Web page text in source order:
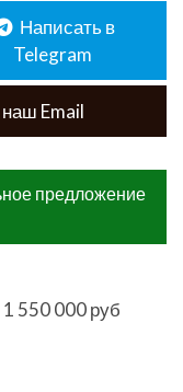
Написать в
Telegram
Email
предложение
1 550 000 руб